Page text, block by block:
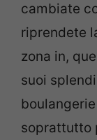
cambiate
riprendete
zona in,
suoi
soprattutto